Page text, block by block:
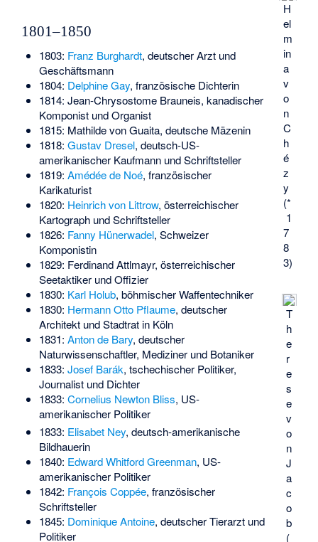
H
el
m
in
a
v
o
n
C
h
é
z
y
(*
1
7
8
3)
T
h
e
r
e
s
e
v
o
n
J
a
c
o
b
(
1801–1850
1803: Franz Burghardt, deutscher Arzt und
Geschäftsmann
1804: Delphine Gay, französische Dichterin
1814: Jean-Chrysostome Brauneis, kanadischer
Komponist und Organist
1815: Mathilde von Guaita, deutsche Mäzenin
1818: Gustav Dresel, deutsch-US-
amerikanischer Kaufmann und Schriftsteller
1819: Amédée de Noé, französischer
Karikaturist
1820: Heinrich von Littrow, österreichischer
Kartograph und Schriftsteller
1826: Fanny Hünerwadel, Schweizer
Komponistin
1829: Ferdinand Attlmayr, österreichischer
Seetaktiker und Offizier
1830: Karl Holub, böhmischer Waffentechniker
1830: Hermann Otto Pflaume, deutscher
Architekt und Stadtrat in Köln
1831: Anton de Bary, deutscher
Naturwissenschaftler, Mediziner und Botaniker
1833: Josef Barák, tschechischer Politiker,
Journalist und Dichter
1833: Cornelius Newton Bliss, US-
amerikanischer Politiker
1833: Elisabet Ney, deutsch-amerikanische
Bildhauerin
1840: Edward Whitford Greenman, US-
amerikanischer Politiker
1842: François Coppée, französischer
Schriftsteller
1845: Dominique Antoine, deutscher Tierarzt und
Politiker